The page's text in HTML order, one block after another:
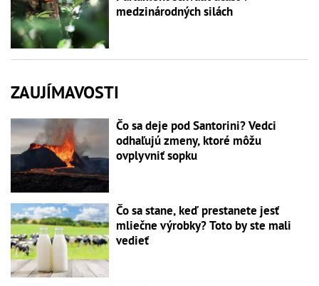
medzinárodných silách
ZAUJÍMAVOSTI
Čo sa deje pod Santorini? Vedci
odhaľujú zmeny, ktoré môžu
ovplyvniť sopku
Čo sa stane, keď prestanete jesť
mliečne výrobky? Toto by ste mali
vedieť